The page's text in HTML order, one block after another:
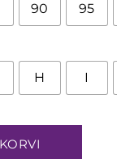
90 95
H I